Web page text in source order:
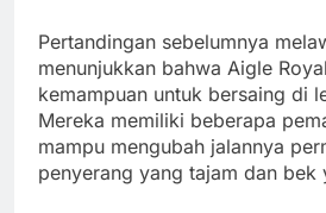
Pertandingan sebelumnya
menunjukkan bahwa Aigle
kemampuan untuk bersaing di
Mereka memiliki beberapa
mampu mengubah jalannya
penyerang yang tajam dan bek